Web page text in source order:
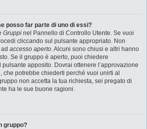
posso far parte di uno di essi?
Gruppi nel Pannello di Controllo Utente. Se vuoi
cliccando sul pulsante appropriato. Non
accesso aperto. Alcuni sono chiusi e altri hanno
Se il gruppo è aperto, puoi chiedere
pulsante apposito. Dovrai ottenere l’approvazione
che potrebbe chiederti perché vuoi unirti al
non accetta la tua richiesta, sei pregato di
ha le sue buone ragioni.
gruppo?